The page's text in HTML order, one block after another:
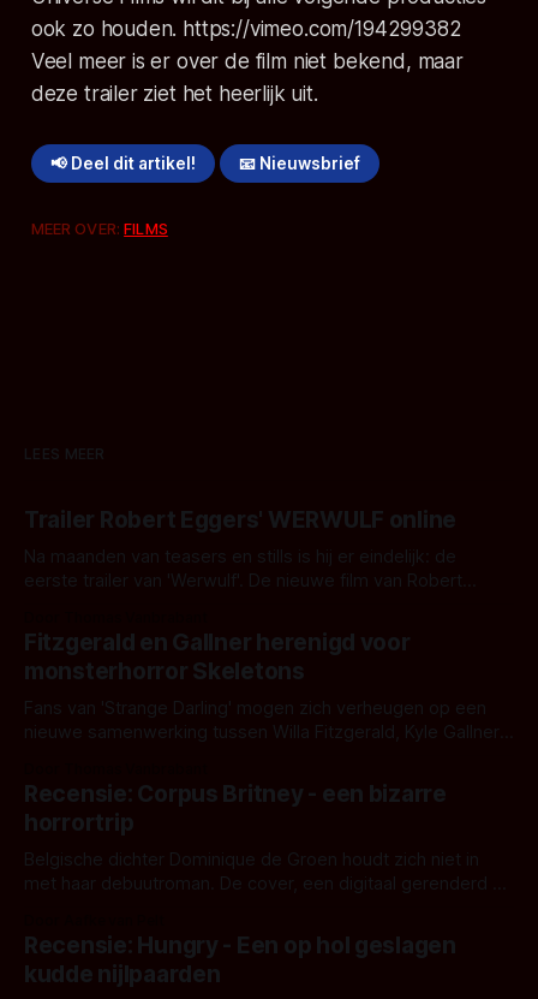
ook zo houden. https://vimeo.com/194299382
Veel meer is er over de film niet bekend, maar
deze trailer ziet het heerlijk uit.
📢 Deel dit artikel! 📧 Nieuwsbrief
MEER OVER:FILMS
LEES MEER
Trailer Robert Eggers' WERWULF online
Na maanden van teasers en stills is hij er eindelijk: de
eerste trailer van 'Werwulf'. De nieuwe film van Robert
kille stijl vol folklore en mythe. Het topic deze keer is (kon
het het al raden?)... de weerwolf. Kijk je mee?
Fitzgerald en Gallner herenigd voor
monsterhorror Skeletons
Fans van 'Strange Darling' mogen zich verheugen op een
nieuwe samenwerking tussen Willa Fitzgerald, Kyle Gallner
'Skeletons', een nieuwe creature feature waarvoor de
opnames zijn gestart in Australië.
Recensie: Corpus Britney - een bizarre
horrortrip
Belgische dichter Dominique de Groen houdt zich niet in
met haar debuutroman. De cover, een digitaal gerenderd en
achtergrond, belooft iets kleurrijks maar onheilspellends,
iets ongrijpbaars. En dat maakt De Groen met ieder woord
waar.
Recensie: Hungry - Een op hol geslagen
kudde nijlpaarden